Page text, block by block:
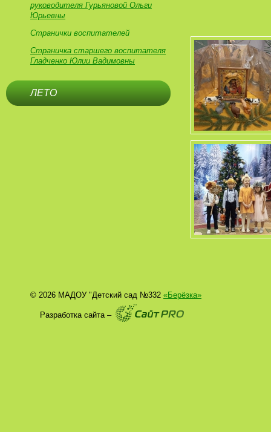
руководителя Гурьяновой Ольги
Юрьевны
Странички воспитателей
Страничка старшего воспитателя
Гладченко Юлии Вадимовны
ЛЕТО
© 2026 МАДОУ "Детский сад №332 «Берёзка»
Разработка сайта –